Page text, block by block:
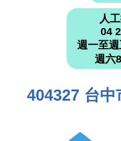
人
04
週一至
週六
404327 台中